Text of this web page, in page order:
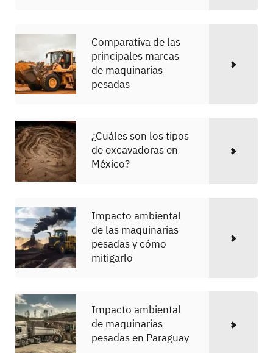
Comparativa de las
principales marcas
de maquinarias
pesadas
¿Cuáles son los tipos
de excavadoras en
México?
Impacto ambiental
de las maquinarias
pesadas y cómo
mitigarlo
Impacto ambiental
de maquinarias
pesadas en Paraguay